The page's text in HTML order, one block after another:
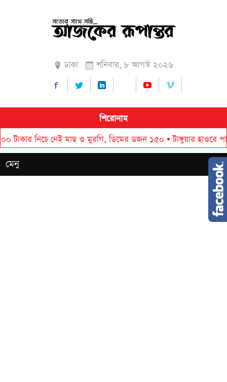
ঢাকা শনিবার, ৮ আগস্ট ২০২৬
শিরোনাম
নিচে নেই মাছ ও মুরগি, ডিমের ডজন ১৫০•টাঙ্গুয়ার হাওরে পানিতে
মেনু